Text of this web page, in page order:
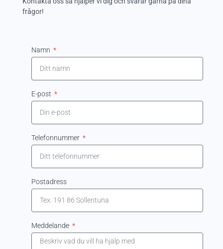
frågor!
Namn
E-post
Telefonnummer
Postadress
Meddelande